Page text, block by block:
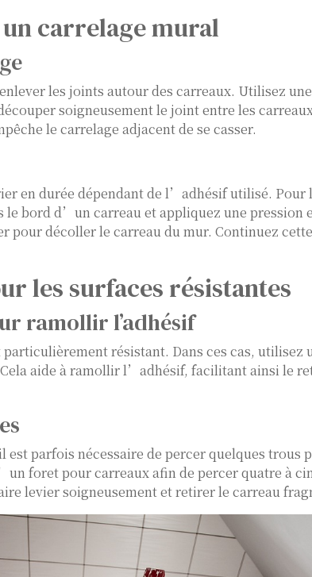
carrelage mural
les joints autour des carreaux. Utilisez
soigneusement le joint entre les
le carrelage adjacent de se casser.
en durée dépendant de l’adhésif utilisé.
bord d’un carreau et appliquez une pression
pour décoller le carreau du mur. Continuez
les surfaces résistantes
ramollir l’adhésif
résistant. Dans ces cas,
aide à ramollir l’adhésif, facilitant ainsi le
parfois nécessaire de percer quelques trous
foret pour carreaux afin de percer quatre à
levier soigneusement et retirer le carreau